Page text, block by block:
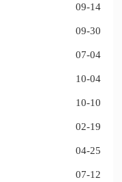
09-14
09-30
07-04
10-04
10-10
02-19
04-25
07-12